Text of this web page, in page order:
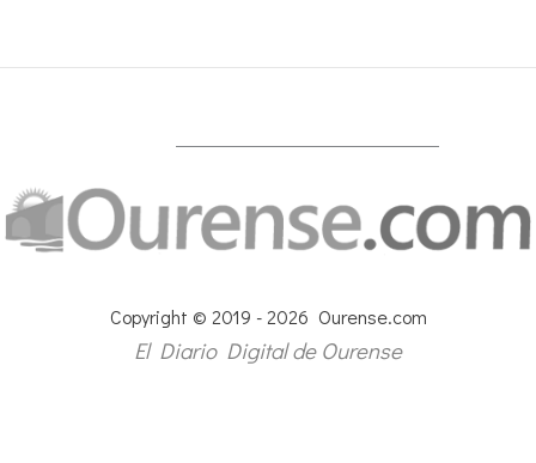
Copyright © 2019 - 2026 Ourense.com
El Diario Digital de Ourense